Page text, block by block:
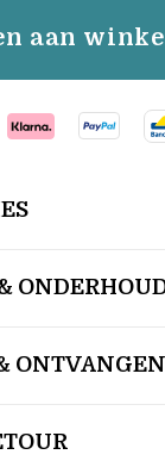
aan
ONTVANGEN